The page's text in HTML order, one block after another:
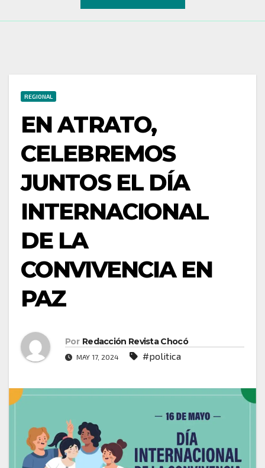
REGIONAL
EN ATRATO,
CELEBREMOS
JUNTOS EL DÍA
INTERNACIONAL
DE LA
CONVIVENCIA EN
PAZ
Por Redacción Revista Chocó
MAY 17, 2024 #politica